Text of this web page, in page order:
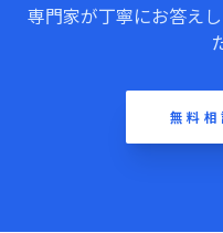
専門家が丁寧にお答え
無料